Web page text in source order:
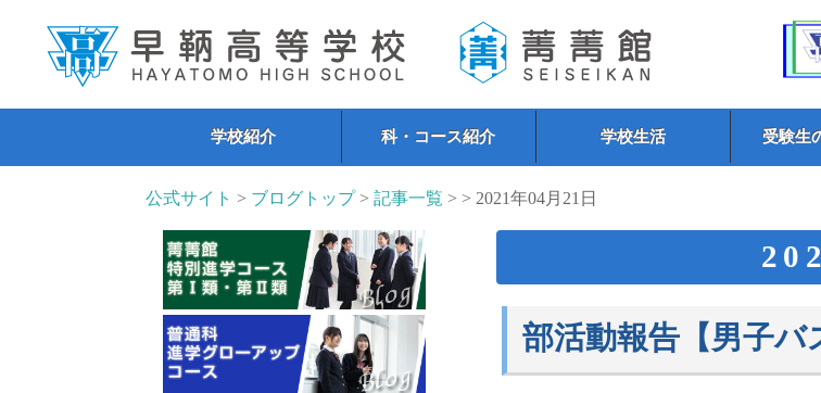
学校紹介 科・コース紹介 学校生活 受験生
公式サイト > ブログトップ>記事一覧 > > 2021年04月21日
部活動報告【男子バ